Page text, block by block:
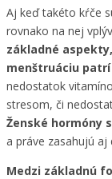
Aj keď takéto kŕče
rovnako na nej
základné
menštruáciu
nedostatok
stresom, či
Ženské hormóny
a práve zasahujú
Medzi základnú